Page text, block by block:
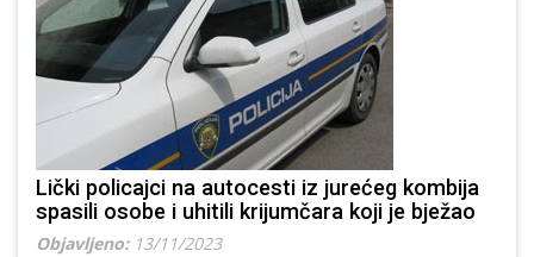
Lički policajci na autocesti iz jurećeg kombija
spasili osobe i uhitili krijumčara koji je bježao
Objavljeno: 13/11/2023